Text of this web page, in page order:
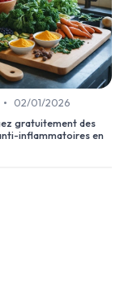
•
02/01/2026
gratuitement des
inflammatoires en